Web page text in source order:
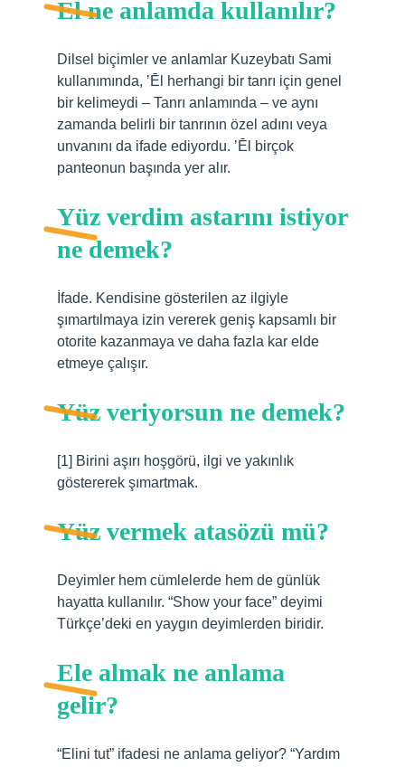
El ne anlamda kullanılır?
Dilsel biçimler ve anlamlar Kuzeybatı Sami
kullanımında, ʼĒl herhangi bir tanrı için genel
bir kelimeydi – Tanrı anlamında – ve aynı
zamanda belirli bir tanrının özel adını veya
unvanını da ifade ediyordu. ʼĒl birçok
panteonun başında yer alır.
Yüz verdim astarını istiyor
ne demek?
İfade. Kendisine gösterilen az ilgiyle
şımartılmaya izin vererek geniş kapsamlı bir
otorite kazanmaya ve daha fazla kar elde
etmeye çalışır.
Yüz veriyorsun ne demek?
[1] Birini aşırı hoşgörü, ilgi ve yakınlık
göstererek şımartmak.
Yüz vermek atasözü mü?
Deyimler hem cümlelerde hem de günlük
hayatta kullanılır. “Show your face” deyimi
Türkçe’deki en yaygın deyimlerden biridir.
Ele almak ne anlama
gelir?
“Elini tut” ifadesi ne anlama geliyor? “Yardım